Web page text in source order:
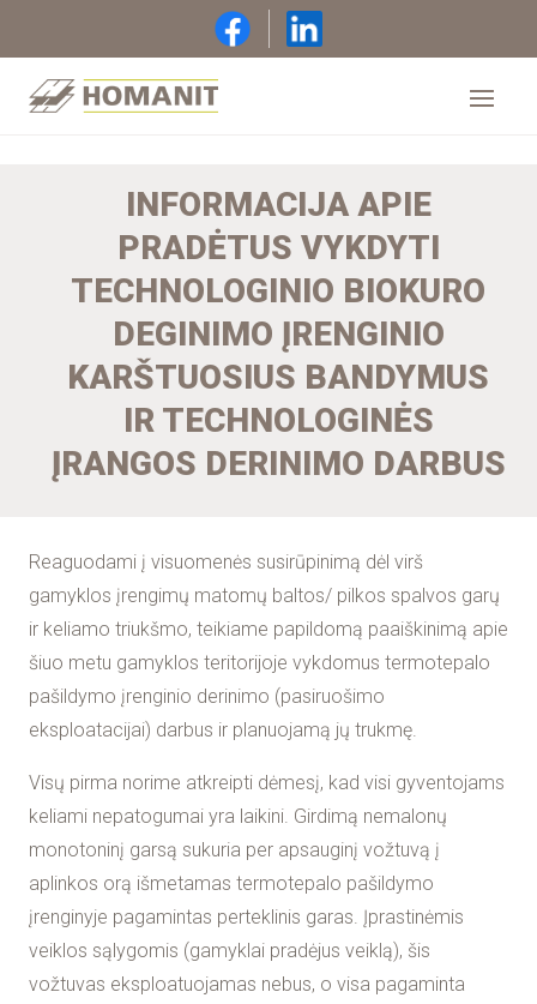
INFORMACIJA APIE
PRADĖTUS VYKDYTI
TECHNOLOGINIO BIOKURO
DEGINIMO ĮRENGINIO
KARŠTUOSIUS BANDYMUS
IR TECHNOLOGINĖS
ĮRANGOS DERINIMO DARBUS
Reaguodami į visuomenės susirūpinimą dėl virš
gamyklos įrengimų matomų baltos/ pilkos spalvos garų
ir keliamo triukšmo, teikiame papildomą paaiškinimą apie
šiuo metu gamyklos teritorijoje vykdomus termotepalo
pašildymo įrenginio derinimo (pasiruošimo
eksploatacijai) darbus ir planuojamą jų trukmę.
Visų pirma norime atkreipti dėmesį, kad visi gyventojams
keliami nepatogumai yra laikini. Girdimą nemalonų
monotoninį garsą sukuria per apsauginį vožtuvą į
aplinkos orą išmetamas termotepalo pašildymo
įrenginyje pagamintas perteklinis garas. Įprastinėmis
veiklos sąlygomis (gamyklai pradėjus veiklą), šis
vožtuvas eksploatuojamas nebus, o visa pagaminta